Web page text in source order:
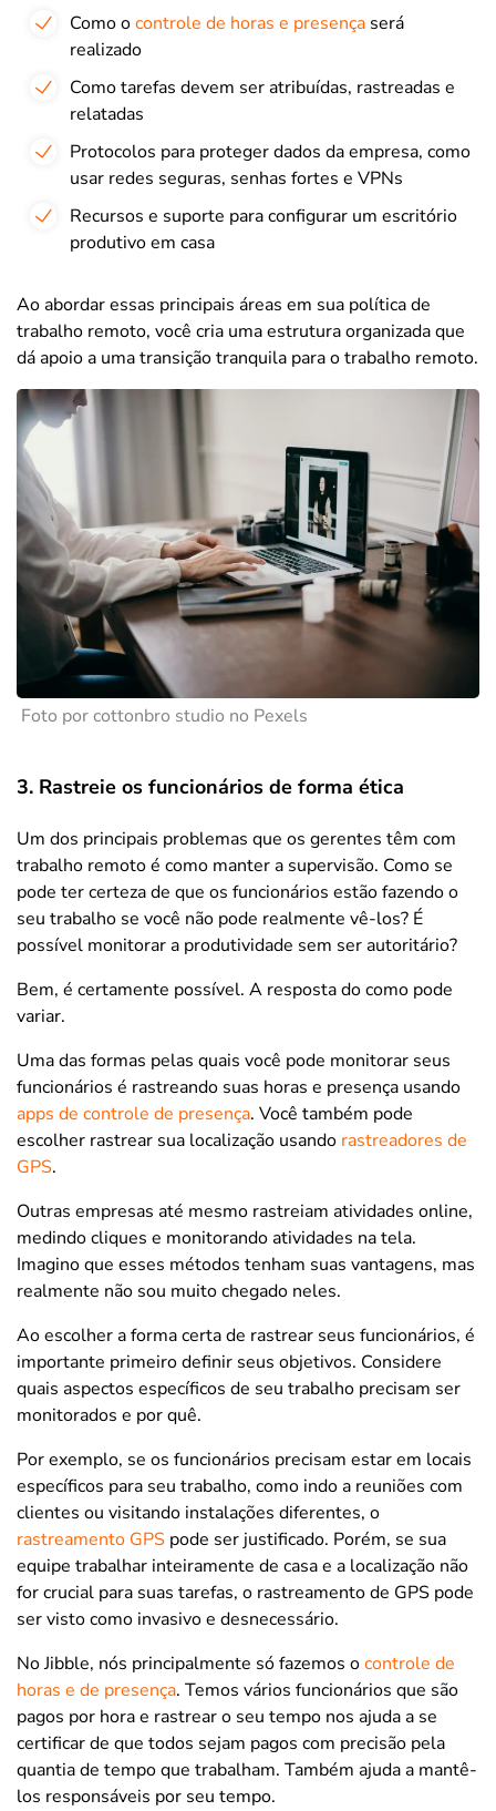
Como ocontrole de horas e presença será
realizado
Como tarefas devem ser atribuídas, rastreadas e
relatadas
Protocolos para proteger dados da empresa, como
usar redes seguras, senhas fortes e VPNs
Recursos e suporte para configurar um escritório
produtivo em casa
Ao abordar essas principais áreas em sua política de
trabalho remoto, você cria uma estrutura organizada que
dá apoio a uma transição tranquila para o trabalho remoto.
Foto por cottonbro studio no Pexels
3. Rastreie os funcionários de forma ética
Um dos principais problemas que os gerentes têm com
trabalho remoto é como manter a supervisão. Como se
pode ter certeza de que os funcionários estão fazendo o
seu trabalho se você não pode realmente vê-los? É
possível monitorar a produtividade sem ser autoritário?
Bem, é certamente possível. A resposta do como pode
variar.
Uma das formas pelas quais você pode monitorar seus
funcionários é rastreando suas horas e presença usando
apps de controle de presença. Você também pode
escolher rastrear sua localização usando rastreadores de
GPS.
Outras empresas até mesmo rastreiam atividades online,
medindo cliques e monitorando atividades na tela.
Imagino que esses métodos tenham suas vantagens, mas
realmente não sou muito chegado neles.
Ao escolher a forma certa de rastrear seus funcionários, é
importante primeiro definir seus objetivos. Considere
quais aspectos específicos de seu trabalho precisam ser
monitorados e por quê.
Por exemplo, se os funcionários precisam estar em locais
específicos para seu trabalho, como indo a reuniões com
clientes ou visitando instalações diferentes, o
rastreamento GPS pode ser justificado. Porém, se sua
equipe trabalhar inteiramente de casa e a localização não
for crucial para suas tarefas, o rastreamento de GPS pode
ser visto como invasivo e desnecessário.
No Jibble, nós principalmente só fazemos ocontrole de
horas e de presença. Temos vários funcionários que são
pagos por hora e rastrear o seu tempo nos ajuda a se
certificar de que todos sejam pagos com precisão pela
quantia de tempo que trabalham. Também ajuda a mantê-
los responsáveis por seu tempo.